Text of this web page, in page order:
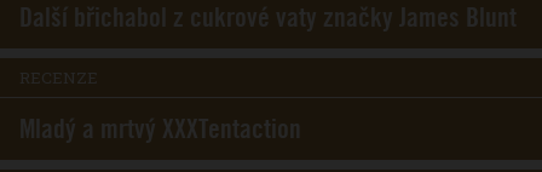
Další břichabol z cukrové vaty značky James Blunt
RECENZE
Mladý a mrtvý XXXTentaction